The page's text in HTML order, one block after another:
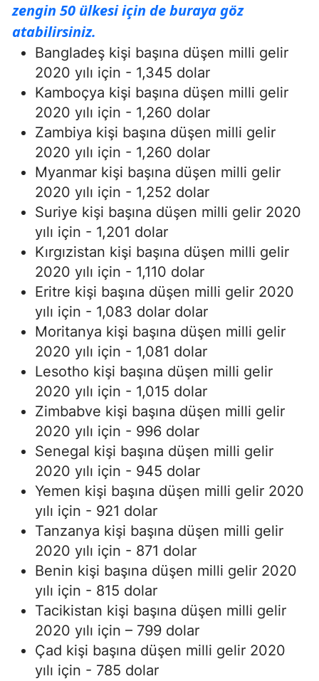
zengin 50 ülkesi için de buraya göz
atabilirsiniz.
Bangladeş kişi başına düşen milli gelir
2020 yılı için - 1,345 dolar
Kamboçya kişi başına düşen milli gelir
2020 yılı için - 1,260 dolar
Zambiya kişi başına düşen milli gelir
2020 yılı için - 1,260 dolar
Myanmar kişi başına düşen milli gelir
2020 yılı için - 1,252 dolar
Suriye kişi başına düşen milli gelir 2020
yılı için - 1,201 dolar
Kırgızistan kişi başına düşen milli gelir
2020 yılı için - 1,110 dolar
Eritre kişi başına düşen milli gelir 2020
yılı için - 1,083 dolar dolar
Moritanya kişi başına düşen milli gelir
2020 yılı için - 1,081 dolar
Lesotho kişi başına düşen milli gelir
2020 yılı için - 1,015 dolar
Zimbabve kişi başına düşen milli gelir
2020 yılı için - 996 dolar
Senegal kişi başına düşen milli gelir
2020 yılı için - 945 dolar
Yemen kişi başına düşen milli gelir 2020
yılı için - 921 dolar
Tanzanya kişi başına düşen milli gelir
2020 yılı için - 871 dolar
Benin kişi başına düşen milli gelir 2020
yılı için - 815 dolar
Tacikistan kişi başına düşen milli gelir
2020 yılı için – 799 dolar
Çad kişi başına düşen milli gelir 2020
yılı için - 785 dolar